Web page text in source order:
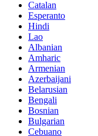
Catalan
Esperanto
Hindi
Lao
Albanian
Amharic
Armenian
Azerbaijani
Belarusian
Bengali
Bosnian
Bulgarian
Cebuano